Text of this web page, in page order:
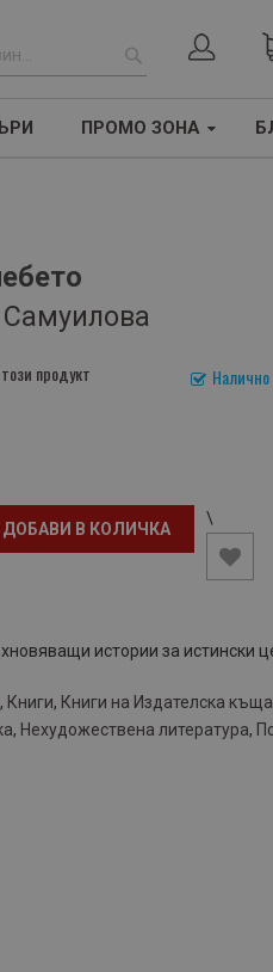
ТЪРСЕНЕ
ПРОМО ЗОНА
продукт
ДОБАВИ В КОЛИЧКА
\
истории за истински
, Книги, Книги на Издателска
, Нехудожествена литература,